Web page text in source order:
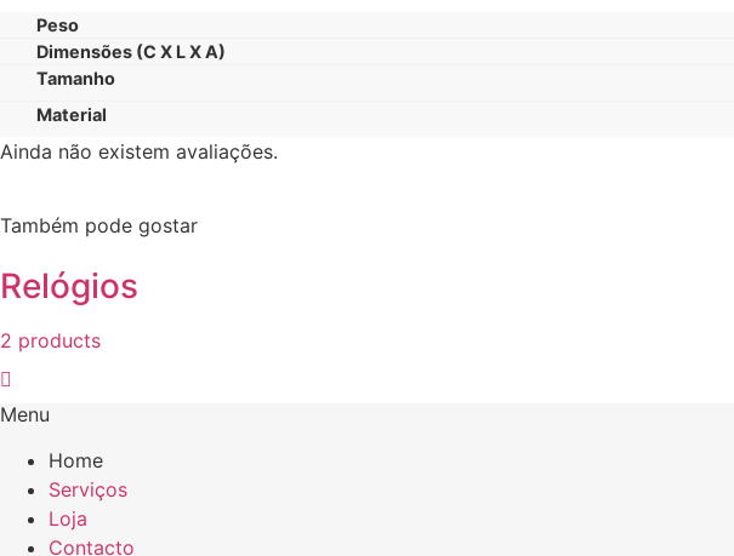
Peso
Dimensões (C X L X A)
Tamanho
Material
Ainda não existem avaliações.
Também pode gostar
Relógios
2 products
Menu
Home
Serviços
Loja
Contacto